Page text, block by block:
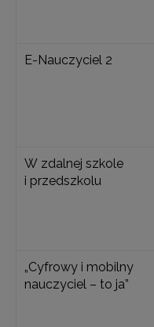
E-Nauczyciel 2
W zdalnej szkole
i przedszkolu
„Cyfrowy i mobilny
nauczyciel – to ja”